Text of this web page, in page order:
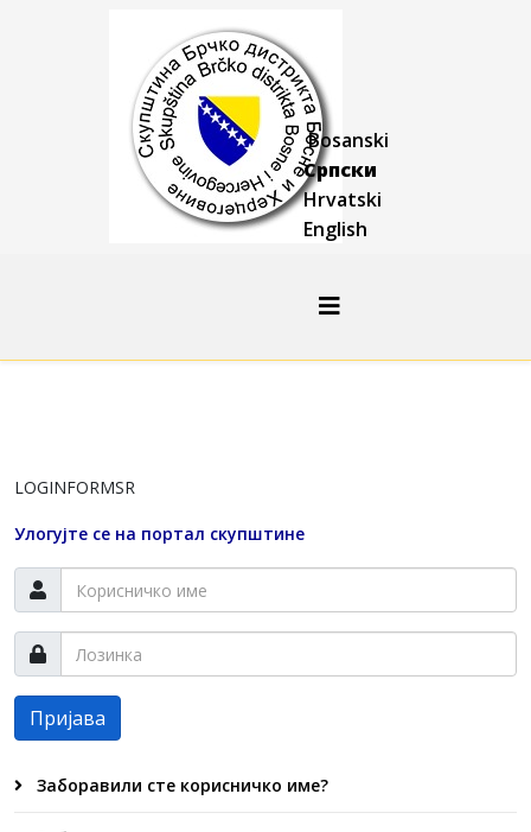
Bosanski
Српски
Hrvatski
English
LOGINFORMSR
Улогујте се на портал скупштине
Пријава
Заборавили сте корисничко име?